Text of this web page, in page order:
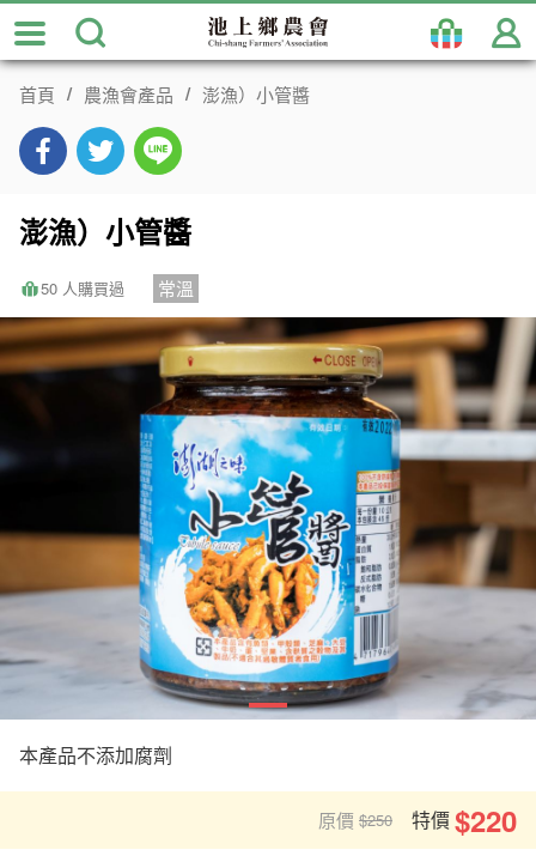
跳
到
主
首頁 農漁會產品 澎漁）小管醬
澎漁）小管醬
50 人購買過 常溫
本產品不添加腐劑
原價 $250 特價$220